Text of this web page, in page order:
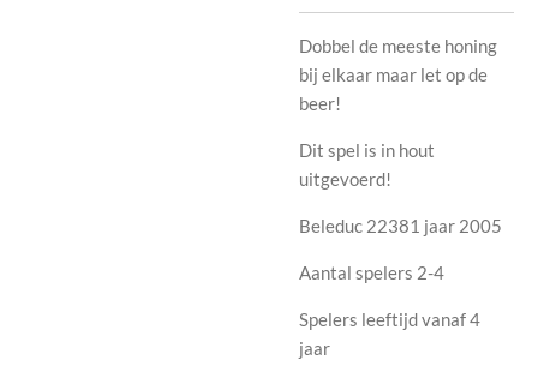
Dobbel de meeste honing
bij elkaar maar let op de
beer!
Dit spel is in hout
uitgevoerd!
Beleduc 22381 jaar 2005
Aantal spelers 2-4
Spelers leeftijd vanaf 4
jaar